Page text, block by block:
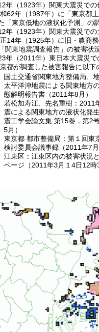
年（1923年）関東大震災での
62年（1987年）に「東京都
「東京低地の液状化予測」の
年（1923年）関東大震災での
14年（1925年）に旧・農商
関東地震調査報告」の被害状
年（2011年）東日本大震災で
都が調査した被害報告に以下
国土交通省関東地方整備局、
太平洋沖地震による関東地方
態解明報告書（2011年8月）
若松加寿江、先名重樹：2011
震による関東地方の液状化発
震工学会論文集 第15巻，第2
5月）
東京都 都市整備局：第１回東
検討委員会議事録（2011年7月
江東区：江東区内の被害状況
ページ（2011年3月１4日12時